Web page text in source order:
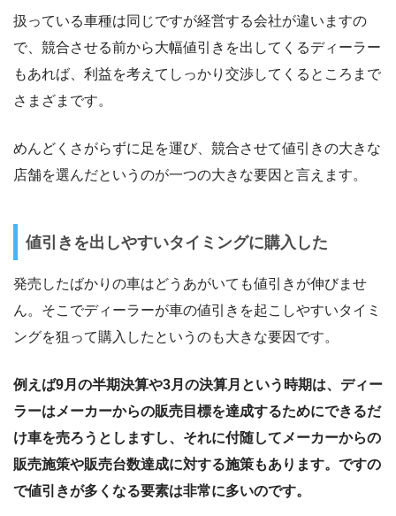
扱っている車種は同じですが経営する会社が違いますの
で、競合させる前から大幅値引きを出してくるディーラー
もあれば、利益を考えてしっかり交渉してくるところまで
さまざまです。
めんどくさがらずに足を運び、競合させて値引きの大きな
店舗を選んだというのが一つの大きな要因と言えます。
値引きを出しやすいタイミングに購入した
発売したばかりの車はどうあがいても値引きが伸びませ
ん。そこでディーラーが車の値引きを起こしやすいタイミ
ングを狙って購入したというのも大きな要因です。
例えば9月の半期決算や3月の決算月という時期は、ディー
ラーはメーカーからの販売目標を達成するためにできるだ
け車を売ろうとしますし、それに付随してメーカーからの
販売施策や販売台数達成に対する施策もあります。ですの
で値引きが多くなる要素は非常に多いのです。